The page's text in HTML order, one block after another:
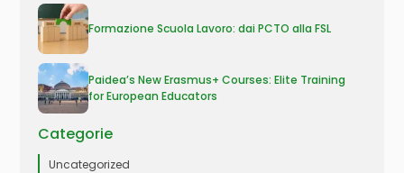
Formazione Scuola Lavoro: dai PCTO alla FSL
Paidea’s New Erasmus+ Courses: Elite Training
for European Educators
Categorie
Uncategorized